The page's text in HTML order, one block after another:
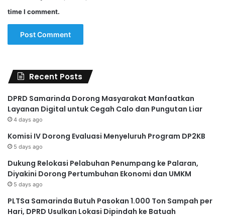
time I comment.
Recent Posts
DPRD Samarinda Dorong Masyarakat Manfaatkan
Layanan Digital untuk Cegah Calo dan Pungutan Liar
4 days ago
Komisi IV Dorong Evaluasi Menyeluruh Program DP2KB
5 days ago
Dukung Relokasi Pelabuhan Penumpang ke Palaran,
Diyakini Dorong Pertumbuhan Ekonomi dan UMKM
5 days ago
PLTSa Samarinda Butuh Pasokan 1.000 Ton Sampah per
Hari, DPRD Usulkan Lokasi Dipindah ke Batuah